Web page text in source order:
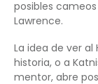
posibles
Lawrence.
La idea de ver
historia, o a
mentor, abre